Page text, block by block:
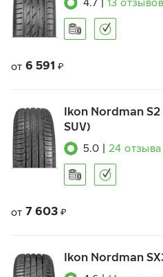
4.7 13 отзывов
от 6 591 ₽
Ikon Nordman
SUV)
5.0 24 отзыва
от 7 603 ₽
Ikon Nordman